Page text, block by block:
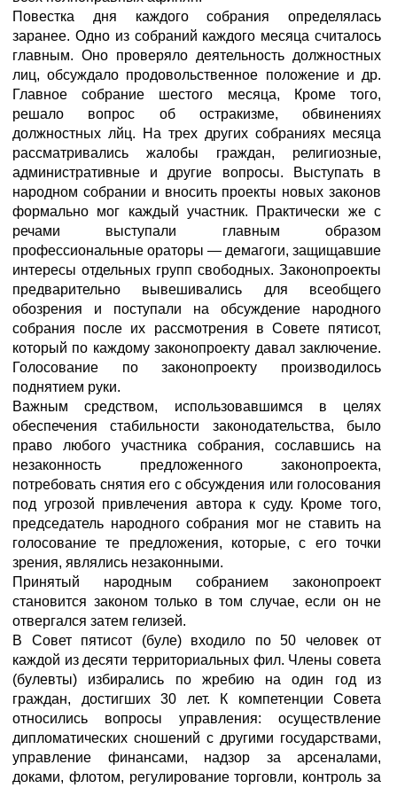
Повестка дня каждого собрания определялась
заранее. Одно из собраний каждого месяца считалось
главным. Оно проверяло деятельность должностных
лиц, обсуждало продовольственное положение и др.
Главное собрание шестого месяца, Кроме того,
решало вопрос об остракизме, обвинениях
должностных лйц. На трех других собраниях месяца
рассматривались жалобы граждан, религиозные,
административные и другие вопросы. Выступать в
народном собрании и вносить проекты новых законов
формально мог каждый участник. Практически же с
речами выступали главным образом
профессиональные ораторы — демагоги, защищавшие
интересы отдельных групп свободных. Законопроекты
предварительно вывешивались для всеобщего
обозрения и поступали на обсуждение народного
собрания после их рассмотрения в Совете пятисот,
который по каждому законопроекту давал заключение.
Голосование по законопроекту производилось
поднятием руки.
Важным средством, использовавшимся в целях
обеспечения стабильности законодательства, было
право любого участника собрания, сославшись на
незаконность предложенного законопроекта,
потребовать снятия его с обсуждения или голосования
под угрозой привлечения автора к суду. Кроме того,
председатель народного собрания мог не ставить на
голосование те предложения, которые, с его точки
зрения, являлись незаконными.
Принятый народным собранием законопроект
становится законом только в том случае, если он не
отвергался затем гелизей.
В Совет пятисот (буле) входило по 50 человек от
каждой из десяти территориальных фил. Члены совета
(булевты) избирались по жребию на один год из
граждан, достигших 30 лет. К компетенции Совета
относились вопросы управления: осуществление
дипломатических сношений с другими государствами,
управление финансами, надзор за арсеналами,
доками, флотом, регулирование торговли, контроль за